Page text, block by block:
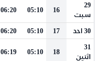
29
سبت
16
05:10
06:20
30 احد 17
05:10
06:20
31
اثنين
18
05:10
06:19